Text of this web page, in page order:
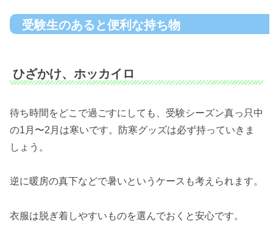
受験生のあると便利な持ち物
ひざかけ、ホッカイロ
待ち時間をどこで過ごすにしても、受験シーズン真っ只中
の1月〜2月は寒いです。防寒グッズは必ず持っていきま
しょう。
逆に暖房の真下などで暑いというケースも考えられます。
衣服は脱ぎ着しやすいものを選んでおくと安心です。